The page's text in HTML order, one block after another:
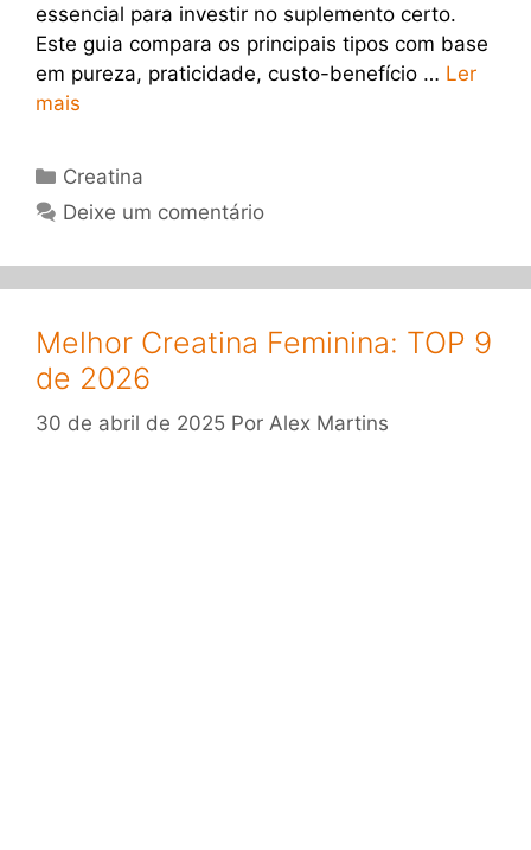
essencial para investir no suplemento certo.
Este guia compara os principais tipos com base
em pureza, praticidade, custo-benefício … Ler
mais
Categorias
Creatina
Deixe um comentário
Melhor Creatina Feminina: TOP 9
de 2026
30 de abril de 2025 Por Alex Martins